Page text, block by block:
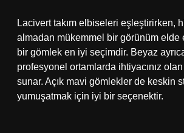
Lacivert takım elbiseleri eşleştirirken,
almadan mükemmel bir görünüm elde
bir gömlek en iyi seçimdir. Beyaz
profesyonel ortamlarda ihtiyacınız
sunar. Açık mavi gömlekler de keskin
yumuşatmak için iyi bir seçenektir.